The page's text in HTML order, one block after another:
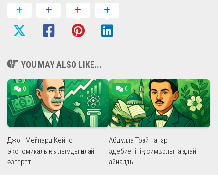
YOU MAY ALSO LIKE...
0
Джон Мейнард Кейнс
экономикалық ғылымды қалай
өзгертті
0
Абдулла Тоқай татар
әдебиетінің символына қалай
айналды